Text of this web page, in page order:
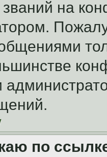
на
по